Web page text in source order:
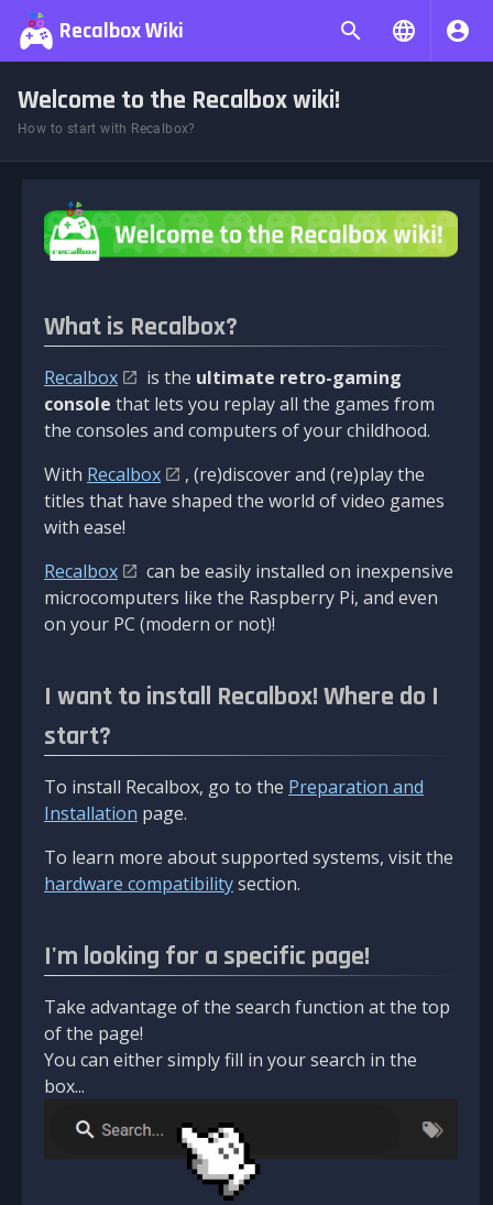
Recalbox Wiki
Welcome to the Recalbox wiki!
How to start with Recalbox?
What is Recalbox?
Recalbox is the ultimate retro-gaming
console that lets you replay all the games from
the consoles and computers of your childhood.
With Recalbox
, (re)discover and (re)play the
titles that have shaped the world of video games
with ease!
Recalbox
can be easily installed on inexpensive
microcomputers like the Raspberry Pi, and even
on your PC (modern or not)!
I want to install Recalbox! Where do I
start?
To install Recalbox, go to the Preparation and
Installation page.
To learn more about supported systems, visit the
hardware compatibilitysection.
I'm looking for a specific page!
Take advantage of the search function at the top
of the page!
You can either simply fill in your search in the
box...